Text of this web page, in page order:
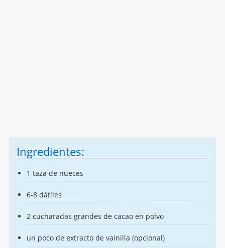
Ingredientes:
1 taza de nueces
6-8 dátiles
2 cucharadas grandes de cacao en polvo
un poco de extracto de vainilla (opcional)